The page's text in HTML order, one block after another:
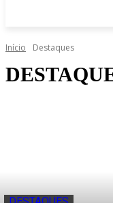
Início Destaques